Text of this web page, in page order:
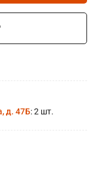
д. 47Б: 2 шт.